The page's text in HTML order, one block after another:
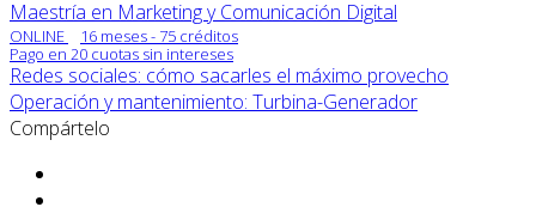
Maestría en Marketing y Comunicación Digital
ONLINE
16 meses - 75 créditos
Pago en 20 cuotas sin intereses
Redes sociales: cómo sacarles el máximo provecho
Operación y mantenimiento: Turbina-Generador
Compártelo